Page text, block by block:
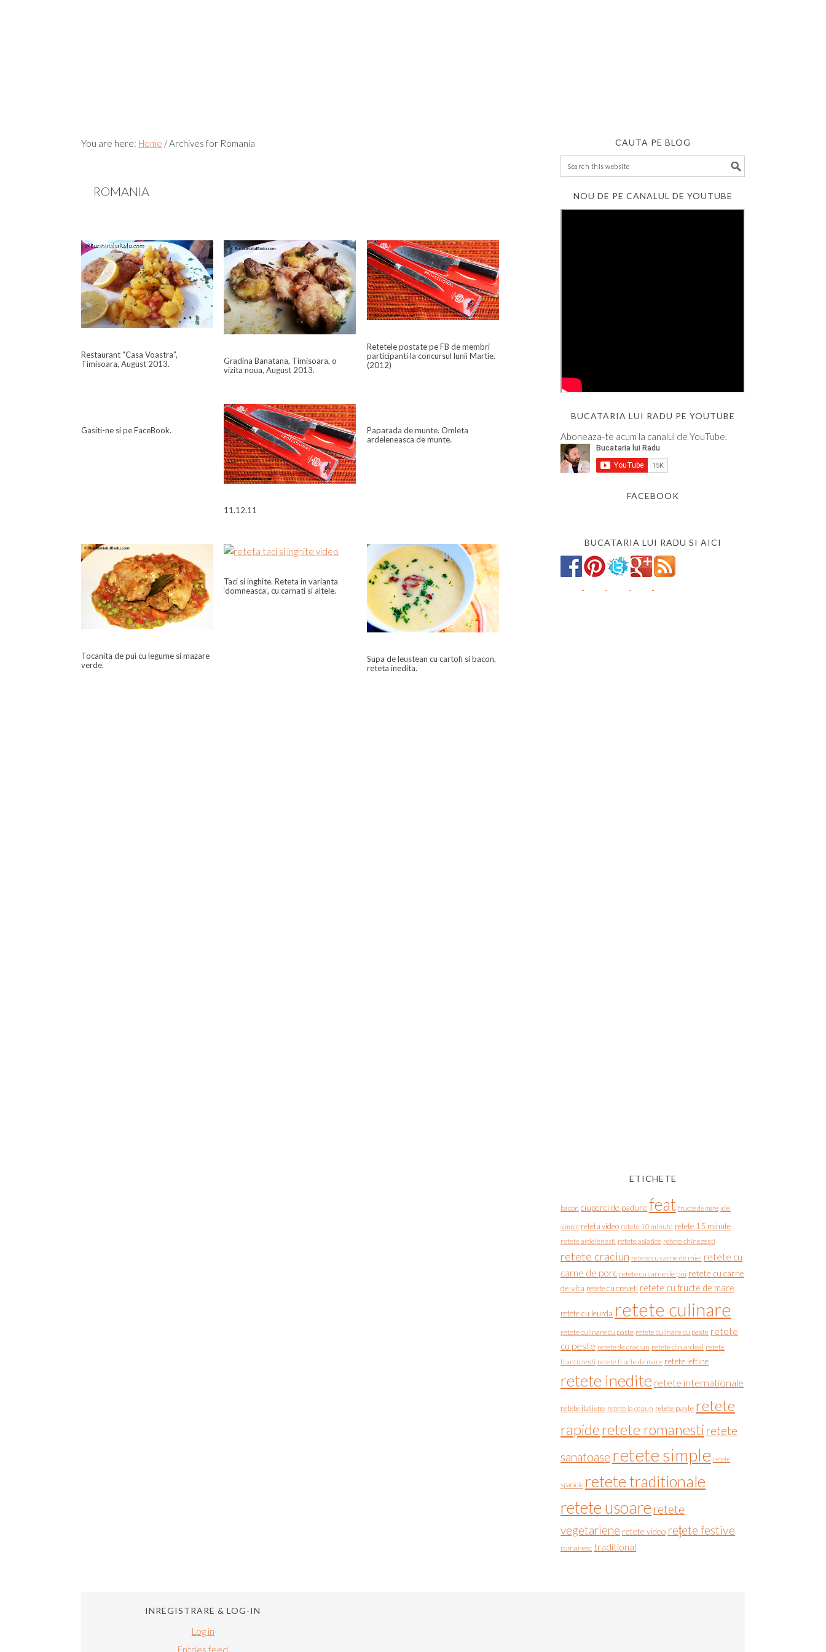
You are here: Home /Archives for Romania
ROMANIA
Restaurant “Casa Voastra”,
Timisoara, August 2013.
Gradina Banatana, Timisoara, o
vizita noua, August 2013.
Retetele postate pe FB de membri
participanti la concursul lunii Martie.
(2012)
Gasiti-ne si pe FaceBook.
11.12.11
Paparada de munte. Omleta
ardeleneasca de munte.
Tocanita de pui cu legume si mazare
verde.
Taci si inghite. Reteta in varianta
‘domneasca’, cu carnati si altele.
Supa de leustean cu cartofi si bacon,
reteta inedita.
CAUTA PE BLOG
NOU DE PE CANALUL DE YOUTUBE
BUCATARIA LUI RADU PE YOUTUBE
Aboneaza-te acum la canalul de YouTube.
FACEBOOK
BUCATARIA LUI RADU SI AICI
ETICHETE
bacon ciuperci de padure feat fructe de mare idei
simple reteta video retete 10 minute retete 15 minute
retete ardelenesti retete asiatice retete chinezesti
retete craciun retete cu carne de miel retete cu
carne de porc retete cu carne de pui retete cu carne
de vita retete cu creveti retete cu fructe de mare
retete cu leurda retete culinare
retete culinare cu paste retete culinare cu peste retete
cu peste retete de craciun retete din ardeal retete
frantuzesti retete fructe de mare retete ieftine
retete inedite retete internationale
retete italiene retete la ceaun retete paste retete
rapideretete romanesti retete
sanatoase retete simple retete
spaniole retete traditionale
retete usoare retete
vegetariene retete video rețete festive
romanesc traditional
INREGISTRARE & LOG-IN
Log in
Entries feed